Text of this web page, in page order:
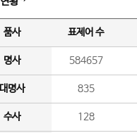
품사 표제어 수
명사 584657
명사 835
수사 128